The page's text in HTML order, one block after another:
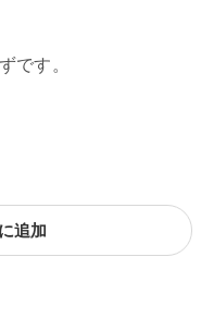
です。
追加